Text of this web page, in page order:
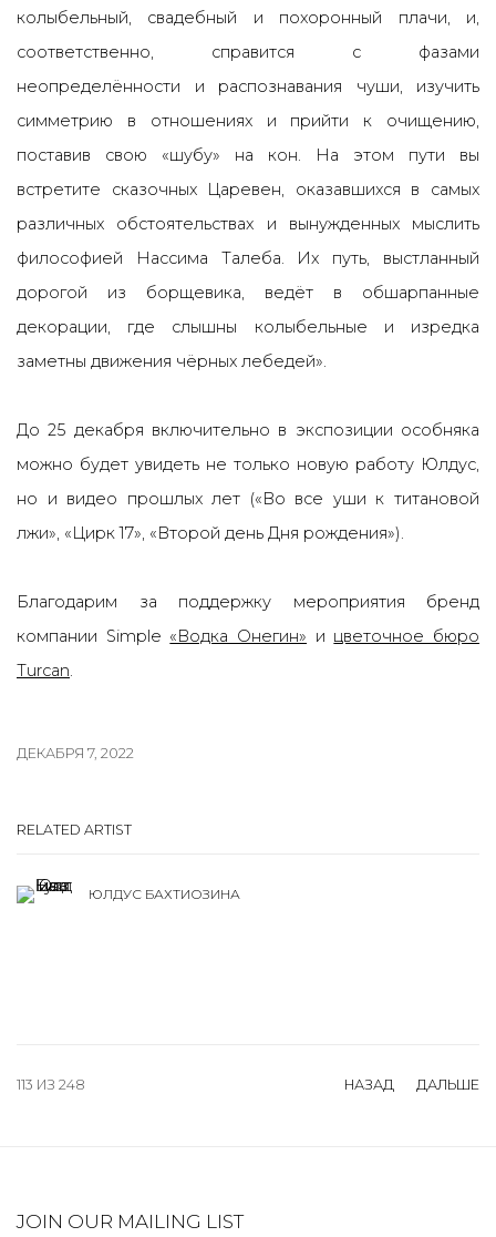
колыбельный, свадебный и похоронный плачи, и,
соответственно, справится с фазами
неопределённости и распознавания чуши, изучить
симметрию в отношениях и прийти к очищению,
поставив свою «шубу» на кон. На этом пути вы
встретите сказочных Царевен, оказавшихся в самых
различных обстоятельствах и вынужденных мыслить
философией Нассима Талеба. Их путь, выстланный
дорогой из борщевика, ведёт в обшарпанные
декорации, где слышны колыбельные и изредка
заметны движения чёрных лебедей».
До 25 декабря включительно в экспозиции особняка
можно будет увидеть не только новую работу Юлдус,
но и видео прошлых лет («Во все уши к титановой
лжи», «Цирк 17», «Второй день Дня рождения»).
Благодарим за поддержку мероприятия бренд
компании Simple «Водка Онегин» и цветочное бюро
Turcan.
ДЕКАБРЯ 7, 2022
RELATED ARTIST
ЮЛДУС БАХТИОЗИНА
НАЗАД ДАЛЬШЕ
113 ИЗ 248
JOIN OUR MAILING LIST